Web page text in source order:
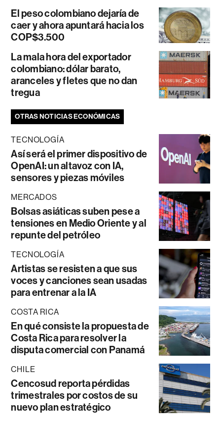
El peso colombiano dejaría de
caer y ahora apuntará hacia los
COP$3.500
La mala hora del exportador
colombiano: dólar barato,
aranceles y fletes que no dan
tregua
OTRAS NOTICIAS ECONÓMICAS
TECNOLOGÍA
Así será el primer dispositivo de
OpenAI: un altavoz con IA,
sensores y piezas móviles
MERCADOS
Bolsas asiáticas suben pese a
tensiones en Medio Oriente y al
repunte del petróleo
TECNOLOGÍA
Artistas se resisten a que sus
voces y canciones sean usadas
para entrenar a la IA
COSTA RICA
En qué consiste la propuesta de
Costa Rica para resolver la
disputa comercial con Panamá
CHILE
Cencosud reporta pérdidas
trimestrales por costos de su
nuevo plan estratégico